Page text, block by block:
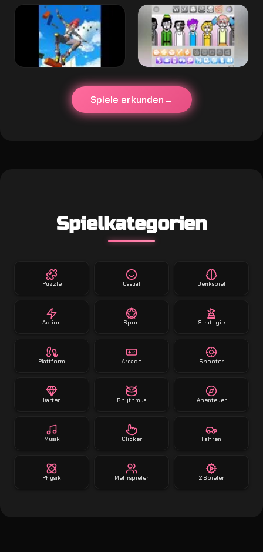
Spiele erkunden
Spielkategorien
Puzzle Casual Denkspiel
Action Sport Strategie
Plattform Arcade Shooter
Karten Rhythmus Abenteuer
Musik Clicker Fahren
Physik Mehrspieler 2 Spieler